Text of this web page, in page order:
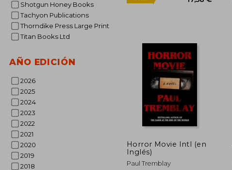
Shotgun Honey Books
Tachyon Publications
Thorndike Press Large Print
Titan Books Ltd
AÑO EDICIÓN
2026
2025
2024
2023
2022
2021
2020
2019
2018
5%
Horror Movie Intl (en
Inglés)
Paul Tremblay